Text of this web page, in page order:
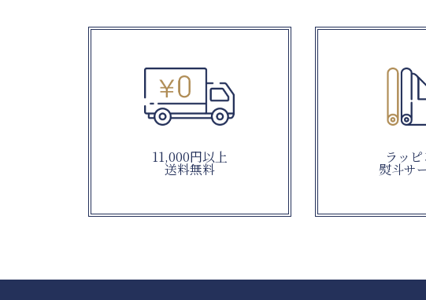
11,000円以上
送料無料
ラッ
熨斗サ